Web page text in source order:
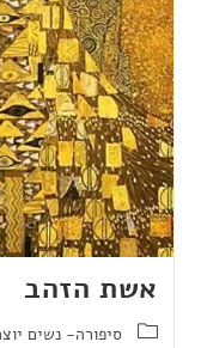
אשת הזהב
סיפורה- נשים